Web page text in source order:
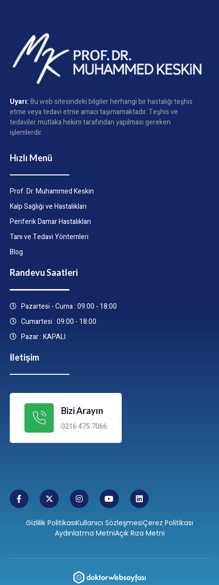
Uyarı:Bu web sitesindeki bilgiler herhangi bir hastalığı teşhis
etme veya tedavi etme amacı taşımamaktadır. Teşhis ve
tedaviler mutlaka hekim tarafından yapılması gereken
işlemlerdir.
Hızlı Menü
Prof. Dr. Muhammed Keskin
Kalp Sağlığı ve Hastalıkları
Periferik Damar Hastalıkları
Tanı ve Tedavi Yöntemleri
Blog
Randevu Saatleri
Pazartesi - Cuma : 09:00 - 18:00
Cumartesi : 09:00 - 18:00
Pazar : KAPALI
İletişim
Bizi Arayın
0216 475 7066
Gizlilik PolitikasıKullanıcı SözleşmesiÇerez Politikası
Aydınlatma MetniAçık Rıza Metni